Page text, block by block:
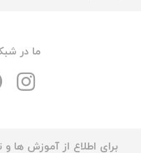
ما در
برای اطلاع از آموزش ها